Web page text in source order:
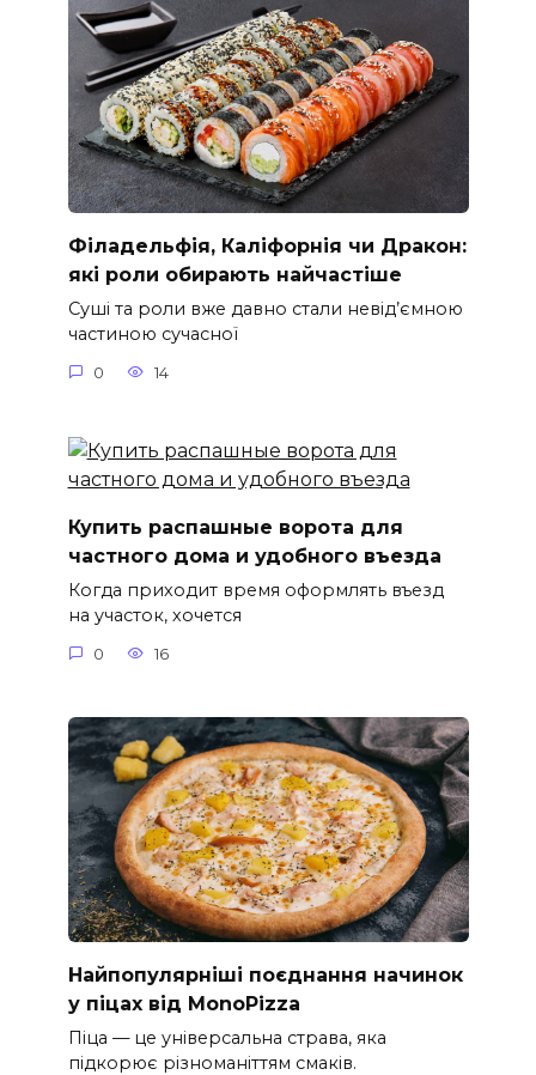
Філадельфія, Каліфорнія чи Дракон:
які роли обирають найчастіше
Суші та роли вже давно стали невід’ємною
частиною сучасної
0 14
Купить распашные ворота для
частного дома и удобного въезда
Когда приходит время оформлять въезд
на участок, хочется
0 16
Найпопулярніші поєднання начинок
у піцах від MonoPizza
Піца — це універсальна страва, яка
підкорює різноманіттям смаків.